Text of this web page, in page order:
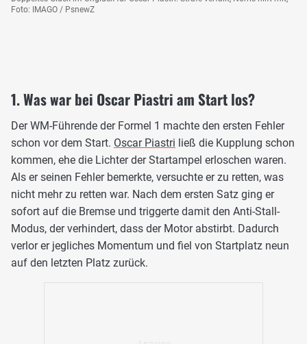
Foto: IMAGO / PsnewZ
1. Was war bei Oscar Piastri am Start los?
Der WM-Führende der Formel 1 machte den ersten Fehler
schon vor dem Start. Oscar Piastri ließ die Kupplung schon
kommen, ehe die Lichter der Startampel erloschen waren.
Als er seinen Fehler bemerkte, versuchte er zu retten, was
nicht mehr zu retten war. Nach dem ersten Satz ging er
sofort auf die Bremse und triggerte damit den Anti-Stall-
Modus, der verhindert, dass der Motor abstirbt. Dadurch
verlor er jegliches Momentum und fiel von Startplatz neun
auf den letzten Platz zurück.